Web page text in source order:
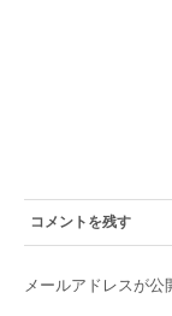
コメントを残す
メールアドレスが公